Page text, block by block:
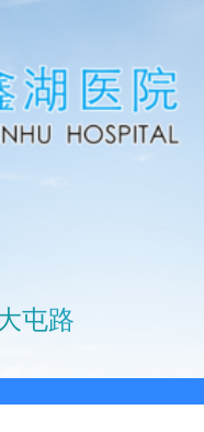
屯路10